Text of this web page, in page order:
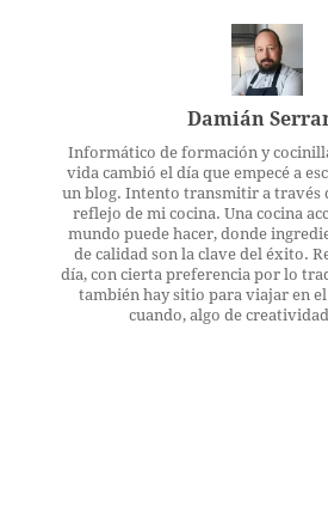
Damián
Informático de formación y
vida cambió el día que empecé a
un blog. Intento transmitir a través
reflejo de mi cocina. Una cocina
mundo puede hacer, donde
de calidad son la clave del éxito.
día, con cierta preferencia por lo
también hay sitio para viajar en el
cuando, algo de